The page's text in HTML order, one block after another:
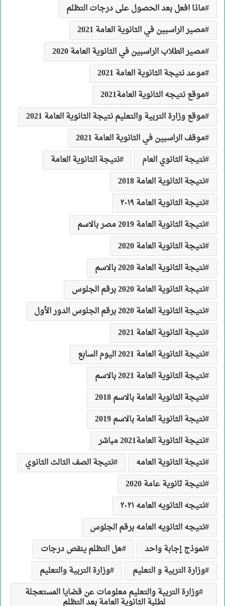
ماذا افعل بعد الحصول على درجات التظلم
مصير الراسبين في الثانوية العامة 2021
مصير الطلاب الراسبين في الثانوية العامة 2020
موعد نتيجة الثانوية العامة 2021
موقع نتيجه الثانوية العامة2021
موقع وزارة التربية والتعليم نتيجة الثانوية العامة 2021
موقف الراسبين في الثانوية العامة 2021
نتيجة الثانوي العام
نتيجة الثانوية العامة
نتيجة الثانوية العامة 2018
نتيجة الثانوية العامة ٢٠١٩
نتيجة الثانوية العامة 2019 مصر بالاسم
نتيجة الثانوية العامة 2020
نتيجة الثانوية العامة 2020 بالاسم
نتيجة الثانوية العامة 2020 برقم الجلوس
نتيجة الثانوية العامة 2020 برقم الجلوس الدور الأول
نتيجة الثانوية العامة 2021
نتيجة الثانوية العامة 2021 اليوم السابع
نتيجة الثانوية العامة 2021 بالاسم
نتيجة الثانوية العامة بالاسم 2018
نتيجة الثانوية العامة بالاسم 2019
نتيجة الثانوية العامة2021 مباشر
نتيجة الثانوية العامه
نتيجة الصف الثالث الثانوي
نتيجة ثانوية عامة 2020
نتيجه الثانويه العامه ٢٠٢١
نتيجه الثانويه العامه برقم الجلوس
نموذج إجابة واحد
هل التظلم ينقص درجات
وزارة التربية و التعليم
وزارة التربية والتعليم
وزارة التربية والتعليم معلومات عن قضايا المستعجلة
لطلبة الثانوية العامة بعد التظلم